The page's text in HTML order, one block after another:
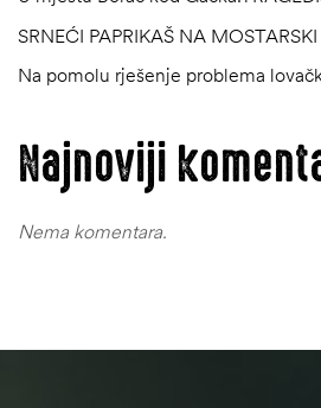
SRNEĆI PAPRIKAŠ NA
Na pomolu rješenje problema
Najnoviji
Nema komentara.